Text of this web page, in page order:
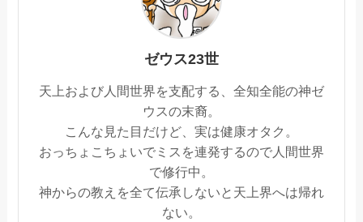
ゼウス23世
天上および人間世界を支配する、全知全能の神ゼ
ウスの末裔。
こんな見た目だけど、実は健康オタク。
おっちょこちょいでミスを連発するので人間世界
で修行中。
神からの教えを全て伝承しないと天上界へは帰れ
ない。